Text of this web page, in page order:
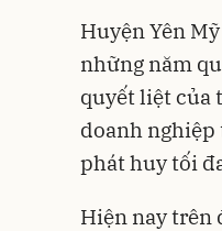
Huyện Yên
những năm
quyết liệt của
doanh
phát huy tối
Hiện nay trên